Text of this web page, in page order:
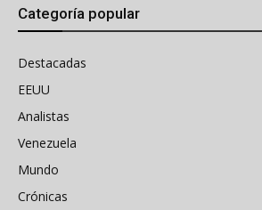
Categoría popular
Destacadas
EEUU
Analistas
Venezuela
Mundo
Crónicas